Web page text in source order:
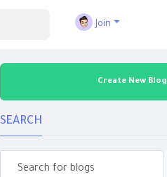
Join
Create New Blog
SEARCH